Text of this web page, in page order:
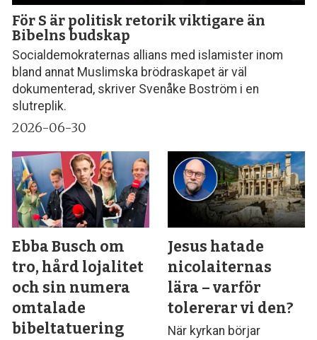
För S är politisk retorik viktigare än
Bibelns budskap
Socialdemokraternas allians med islamister inom
bland annat Muslimska brödraskapet är väl
dokumenterad, skriver Svenåke Boström i en
slutreplik.
2026-06-30
Ebba Busch om
tro, hård lojalitet
och sin numera
omtalade
bibeltatuering
Jesus hatade
nicolaiternas
lära – varför
tolererar vi den?
När kyrkan börjar